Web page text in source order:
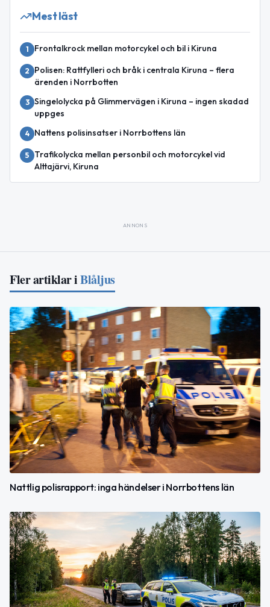
Mest läst
1 Frontalkrock mellan motorcykel och bil i Kiruna
2
Polisen: Rattfylleri och bråk i centrala Kiruna – flera
ärenden i Norrbotten
3 Singelolycka på Glimmervägen i Kiruna – ingen skadad
uppges
4 Nattens polisinsatser i Norrbottens län
5
Trafikolycka mellan personbil och motorcykel vid
Alttajärvi, Kiruna
ANNONS
Fler artiklar iBlåljus
Nattlig polisrapport: inga händelser i Norrbottens län